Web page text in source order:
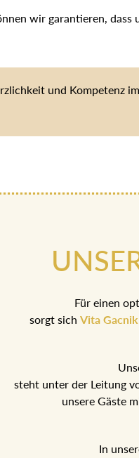
wir garantieren, dass
und Kompetenz
Für einen
sorgt sich Vita
steht unter der Leitung
unsere Gäste
In